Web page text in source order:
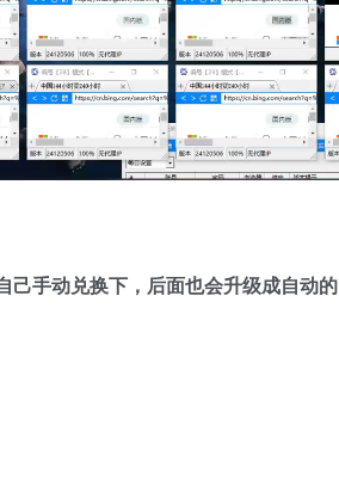
己手动兑换下，后面也会升级成自动的